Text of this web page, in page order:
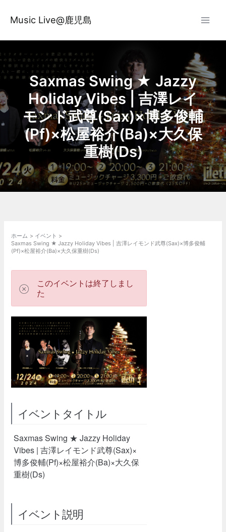
ス
キ
ッ
プ
Music Live@鹿児島
Saxmas Swing ★ Jazzy
Holiday Vibes | 吉澤レイ
モンド武尊(Sax)×博多俊輔
(Pf)×松屋裕介(Ba)×大久保
重樹(Ds)
ホーム
イベント
Saxmas Swing ★ Jazzy Holiday Vibes | 吉澤レイモンド武尊(Sax)×博多俊輔
(Pf)×松屋裕介(Ba)×大久保重樹(Ds)
このイベントは終了しまし
た
イベントタイトル
Saxmas Swing ★ Jazzy Holiday
Vibes | 吉澤レイモンド武尊(Sax)×
博多俊輔(Pf)×松屋裕介(Ba)×大久保
重樹(Ds)
イベント説明